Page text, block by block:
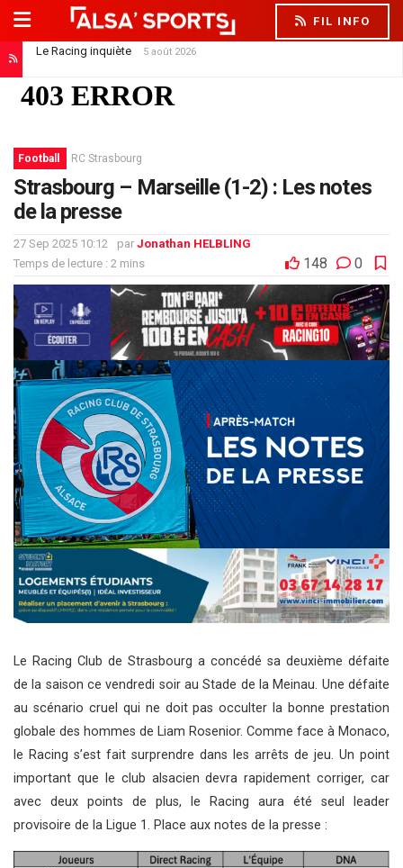
FIL INFO
Le Racing inquiète 5 août 2026
Football RC Strasbourg
Strasbourg – Marseille (1-2) : Les notes
de la presse
27 Sep 2025 10:12 par Jonathan HELBLING
Temps de lecture : 2 mins
148 0
Le Racing Club de Strasbourg a concédé sa deuxième défaite
de la saison ce vendredi soir au Stade de la Meinau. Une défaite
au scénario cruel qui ne doit pas occulter la bonne prestation
globale des hommes de Liam Rosenior. Comme face à Monaco,
le Racing s’est fait surprendre dans les arrêts de jeu. Un point
important que le club alsacien devra rapidement corriger, car
avec deux points de plus, le Racing aura été seul leader
provisoire de la Ligue 1. Place aux notes de la presse :